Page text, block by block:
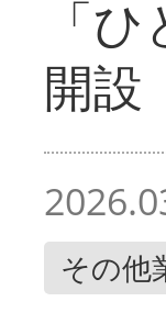
「
開設
その他